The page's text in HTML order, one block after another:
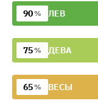
90% ЛЕВ
75% ДЕВА
65% ВЕСЫ